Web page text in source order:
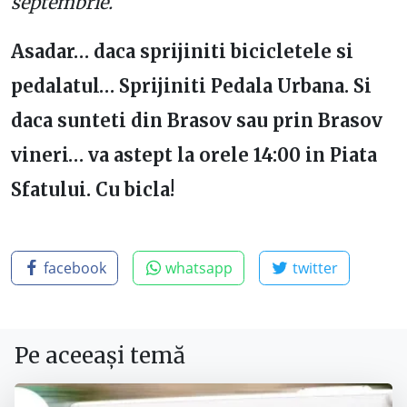
Asadar… daca sprijiniti bicicletele si
pedalatul… Sprijiniti Pedala Urbana. Si
daca sunteti din Brasov sau prin Brasov
vineri… va astept la orele 14:00 in Piata
Sfatului. Cu bicla!
facebook whatsapp twitter
Pe aceeași temă